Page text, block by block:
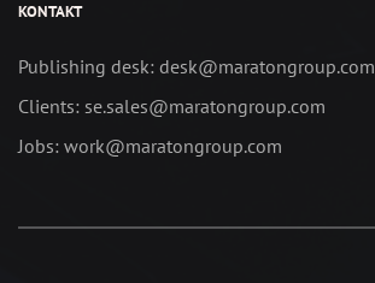
KONTAKT
Publishing desk: desk@maratongroup.com
Clients: se.sales@maratongroup.com
Jobs: work@maratongroup.com